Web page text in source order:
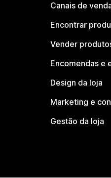
Canais de
Encontrar
Vender
Encomendas e
Design da loja
Marketing e
Gestão da loja